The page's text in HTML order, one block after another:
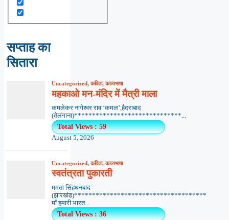
सप्ताह का
सितारा
Uncategorized,कविता,काव्यभाषा
महकाओ मन-मंदिर में मैत्री माला
कमलेकर नागेश्वर राव ‘कमल’,हैदराबाद
(तेलंगाना)******************************...
Total Views : 59
August 5, 2026
Uncategorized,कविता,काव्यभाषा
स्वतंत्रता पुकारती
ममता सिंहधनबाद
(झारखंड)*************************************
माँ हमारी भारत...
Total Views : 36